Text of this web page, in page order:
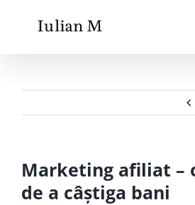
Marketing afiliat –
de a câștiga bani